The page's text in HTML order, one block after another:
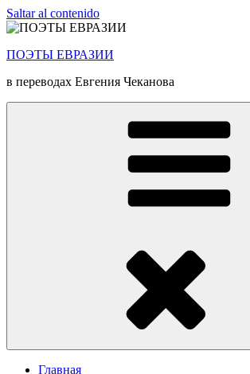
Saltar al contenido
ПОЭТЫ ЕВРАЗИИ
в переводах Евгения Чеканова
Главная